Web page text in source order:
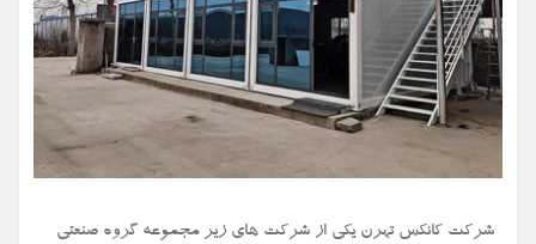
شرکت کانکس تهرن یکی از شرکت های زیر مجموعه گروه صنعتی